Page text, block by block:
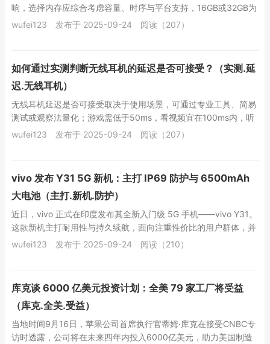
响，选择内存应综合考虑容量、时序与平台支持，16GB或32GB为
佳，CL值越低越好，DDR5高频内...
wufei123 发布于 2025-09-24 阅读（207）
如何通过实测判断无线耳机的延迟是否可接受？（实测.延
迟.无线耳机）
无线耳机延迟是否可接受取决于使用场景，可通过专业工具、简易
测试或观察法量化；游戏需低于50ms，看视频宜在100ms内，听
音乐要求较低；延迟受蓝牙版本、芯片、编...
wufei123 发布于 2025-09-24 阅读（207）
vivo 发布 Y31 5G 新机：主打 IP69 防护与 6500mAh
大电池（主打.新机.防护）
近日，vivo 正式在印度发布其全新入门级 5G 手机——vivo Y31。
这款新机主打耐用性与持久续航，面向注重性价比的用户群体，并
配备了旗舰级的防护标准。...
wufei123 发布于 2025-09-24 阅读（210）
库克谈 6000 亿美元投资计划：全美 79 家工厂将受益
（库克.全美.受益）
当地时间9月16日，苹果公司首席执行官蒂姆·库克在接受CNBC专
访时透露，公司将在未来四年内投入6000亿美元，助力美国制造